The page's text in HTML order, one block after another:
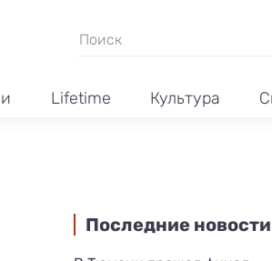
Lifetime Культура
Последние новости